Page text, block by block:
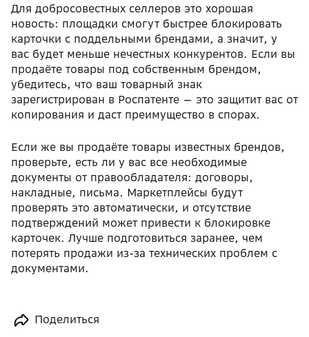
Для добросовестных селлеров это хорошая
новость: площадки смогут быстрее блокировать
карточки с поддельными брендами, а значит, у
вас будет меньше нечестных конкурентов. Если вы
продаёте товары под собственным брендом,
убедитесь, что ваш товарный знак
зарегистрирован в Роспатенте — это защитит вас от
копирования и даст преимущество в спорах.
Если же вы продаёте товары известных брендов,
проверьте, есть ли у вас все необходимые
документы от правообладателя: договоры,
накладные, письма. Маркетплейсы будут
проверять это автоматически, и отсутствие
подтверждений может привести к блокировке
карточек. Лучше подготовиться заранее, чем
потерять продажи из-за технических проблем с
документами.
Поделиться